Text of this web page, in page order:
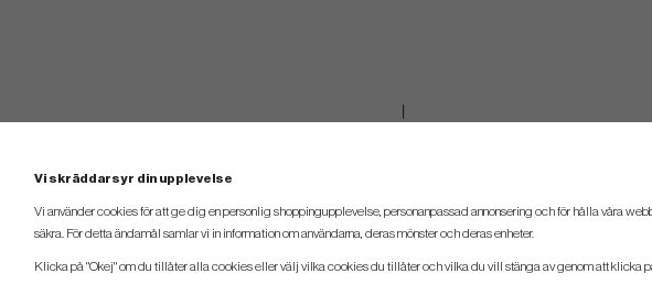
Vi skräddarsyr din upplevelse
Vi använder cookies för att ge dig en personlig shoppingupplevelse, personanpassad annonsering och för hålla våra
säkra. För detta ändamål samlar vi in information om användarna, deras mönster och deras enheter.
Klicka på "Okej" om du tillåter alla cookies eller välj vilka cookies du tillåter och vilka du vill stänga av genom att klicka